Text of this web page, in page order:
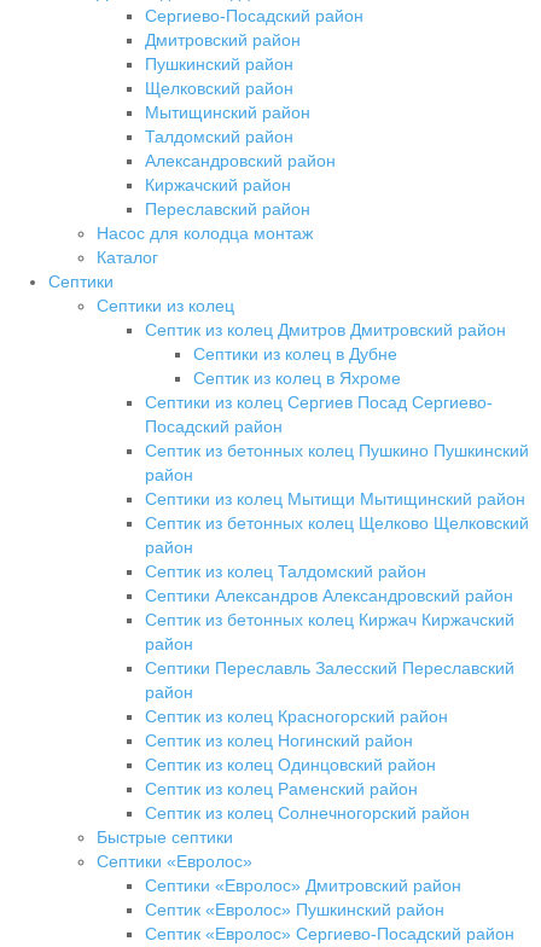
Сергиево-Посадский район
Дмитровский район
Пушкинский район
Щелковский район
Мытищинский район
Талдомский район
Александровский район
Киржачский район
Переславский район
Насос для колодца монтаж
Каталог
Септики
Септики из колец
Септик из колец Дмитров Дмитровский район
Септики из колец в Дубне
Септик из колец в Яхроме
Септики из колец Сергиев Посад Сергиево-
Посадский район
Септик из бетонных колец Пушкино Пушкинский
район
Септики из колец Мытищи Мытищинский район
Септик из бетонных колец Щелково Щелковский
район
Септик из колец Талдомский район
Септики Александров Александровский район
Септик из бетонных колец Киржач Киржачский
район
Септики Переславль Залесский Переславский
район
Септик из колец Красногорский район
Септик из колец Ногинский район
Септик из колец Одинцовский район
Септик из колец Раменский район
Септик из колец Солнечногорский район
Быстрые септики
Септики «Евролос»
Септики «Евролос» Дмитровский район
Септик «Евролос» Пушкинский район
Септик «Евролос» Сергиево-Посадский район